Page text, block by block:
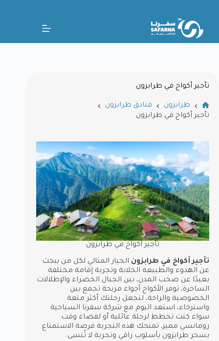
تأجير أكواخ في طرابزون
طرابزون
فنادق طرابزون
تأجير أكواخ في طرابزون
تأجير أكواخ في طرابزون
تأجير أكواخ في طرابزون الخيار المثالي لكل من يبحث
عن الهدوء والطبيعة الخلابة وتجربة إقامة مختلفة
بعيدًا عن صخب المدن، بين الجبال الخضراء والإطلالات
الساحرة، توفر الأكواخ أجواء مريحة تجمع بين
الخصوصية والراحة، لتجعل رحلتك أكثر متعة
واسترخاء، استعد اليوم مع شركة سفرنا السياحية
سواء كنت تخطط لرحلة عائلية أو لقضاء وقت
رومانسي مميز، تمنحك هذه التجربة فرصة الاستمتاع
بسحر طرابزون بأسلوب راقي وتجربة لا تُنسى.